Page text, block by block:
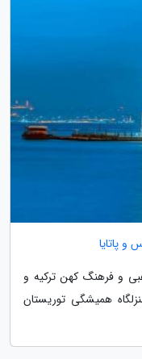
پاتایا
و فرهنگ کهن ترکیه و
همیشگی توریستان